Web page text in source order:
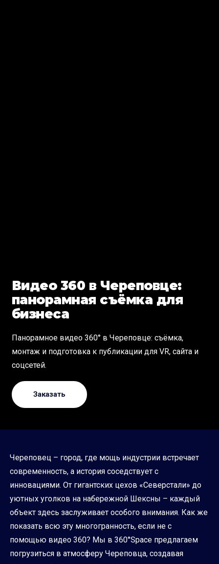
Видео 360 в Череповце:
панорамная съёмка для
бизнеса
Панорамное видео 360° в Череповце: съёмка,
монтаж и подготовка к публикации для VR, сайта и
соцсетей.
Заказать
Череповец – город, где мощь индустрии встречает
современность, а история соседствует с
инновациями. От гигантских цехов «Северстали» до
уютных уголков на набережной Шексны – каждый
объект здесь заслуживает особого внимания. Как же
показать всю эту многогранность, если не с
помощью видео 360? Мы в 360°Space предлагаем
погрузиться в атмосферу Череповца, создавая